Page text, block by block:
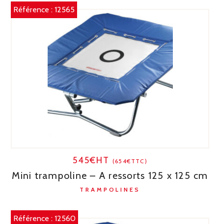
Référence :12565
545€HT(654€TTC)
Mini trampoline – A ressorts 125 x 125 cm
TRAMPOLINES
Référence :12560